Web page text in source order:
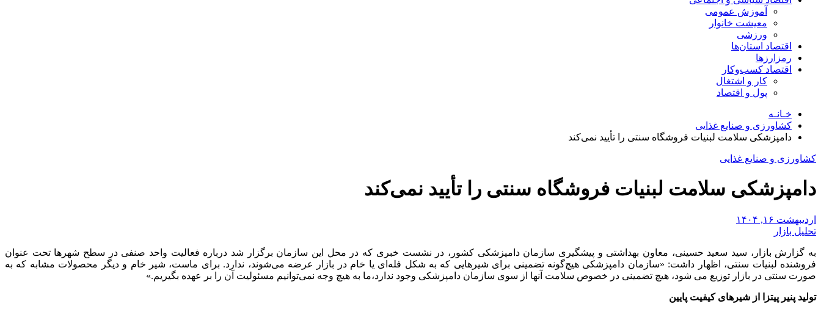
آموزش عمومی
معیشت خانوار
ورزشی
اقتصاد استان‌ها
رمزارزها
اقتصاد کسب‌و‌کار
کار و اشتغال
پول و اقتصاد
خـانـه
کشاورزی و صنایع غذایی
دامپزشکی سلامت لبنیات فروشگاه سنتی را تأیید نمی‌کند
کشاورزی و صنایع غذایی
دامپزشکی سلامت لبنیات فروشگاه سنتی را تأیید نمی‌کند
اردیبهشت ۱۶, ۱۴۰۴
تحلیل بازار
به گزارش بازار، سید سعید حسینی، معاون بهداشتی و پیشگیری سازمان دامپزشکی کشور، در نشست خبری که در محل این سازمان برگزار شد درباره فعالیت واحد صنفی در سطح شهرها تحت عنوان
فروشنده لبنیات سنتی، اظهار داشت: «سازمان دامپزشکی هیچ‌گونه تضمینی برای شیرهایی که به شکل فله‌ای یا خام در بازار عرضه می‌شوند، ندارد. برای ماست، شیر خام و دیگر محصولات مشابه که به
صورت سنتی در بازار توزیع می شود، هیچ تضمینی در خصوص سلامت آنها از سوی سازمان دامپزشکی وجود ندارد،ما به هیچ وجه نمی‌توانیم مسئولیت آن را بر عهده بگیریم.»
تولید پنیر پیتزا از شیرهای کیفیت پایین